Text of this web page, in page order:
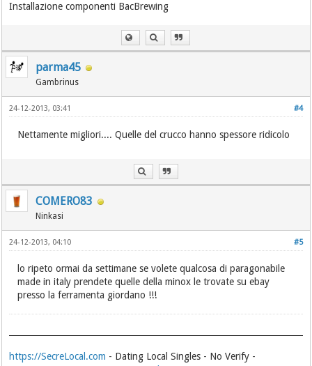
Installazione componenti BacBrewing
parma45
Gambrinus
#4
24-12-2013, 03:41
Nettamente migliori.... Quelle del crucco hanno spessore ridicolo
COMERO83
Ninkasi
#5
24-12-2013, 04:10
lo ripeto ormai da settimane se volete qualcosa di paragonabile
made in italy prendete quelle della minox le trovate su ebay
presso la ferramenta giordano !!!
https://SecreLocal.com - Dating Local Singles - No Verify -